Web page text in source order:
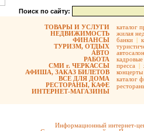
Поиск по сайту:
ТОВАРЫ И УСЛУГИ
НЕДВИЖИМОСТЬ
ФИНАНСЫ
ТУРИЗМ, ОТДЫХ
АВТО
РАБОТА
СМИ г. ЧЕРКАССЫ
АФИША, ЗАКАЗ БИЛЕТОВ
ВСЕ ДЛЯ ДОМА
РЕСТОРАНЫ, КАФЕ
ИНТЕРНЕТ-МАГАЗИНЫ
каталог
жилая
банки |
кадровые
пресса |
концерты
каталог
Информационный интернет-